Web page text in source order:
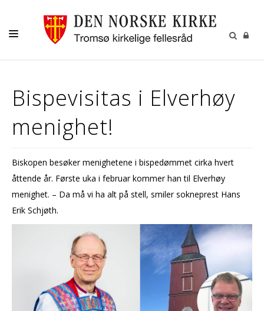
AKTIVITETER OG KONSERTER
KONFIRMASJON
VIGSEL
KONTAKT
Bispevisitas i Elverhøy
menighet!
Biskopen besøker menighetene i bispedømmet cirka hvert
åttende år. Første uka i februar kommer han til Elverhøy
menighet. – Da må vi ha alt på stell, smiler sokneprest Hans
Erik Schjøth.